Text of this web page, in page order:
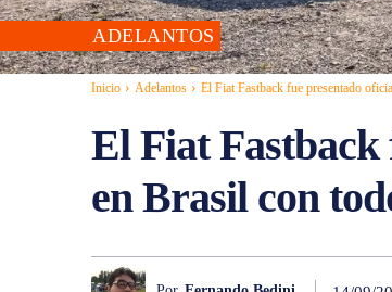
ADELANTOS
Inicio Adelantos El Fiat Fastback fue presentado
El Fiat Fastback
en Brasil con